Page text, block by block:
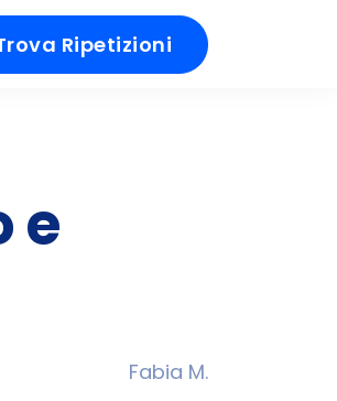
Ripetizioni
e
Fabia M.